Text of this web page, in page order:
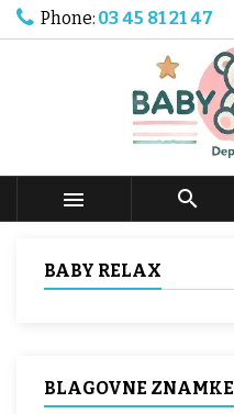
Phone: 03 45 81 21 47
 
BABY RELAX
BLAGOVNE ZNAMKE